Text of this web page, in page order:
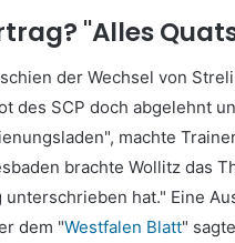
"Alles
der Wechsel von
des SCP doch abgelehnt
machte
brachte Wollitz das
hat." Eine
dem "Westfalen Blatt"